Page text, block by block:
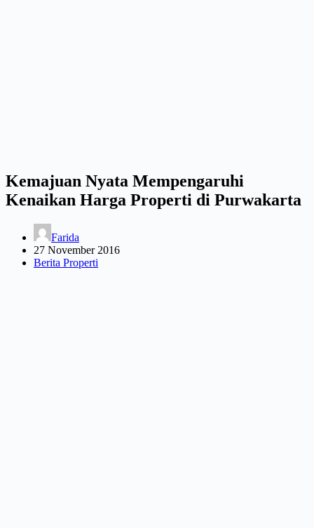
Kemajuan Nyata Mempengaruhi
Kenaikan Harga Properti di Purwakarta
Farida
27 November 2016
Berita Properti